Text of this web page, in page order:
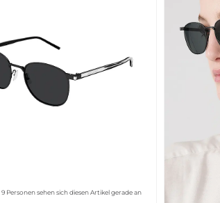
9 Personen sehen sich diesen Artikel gerade an